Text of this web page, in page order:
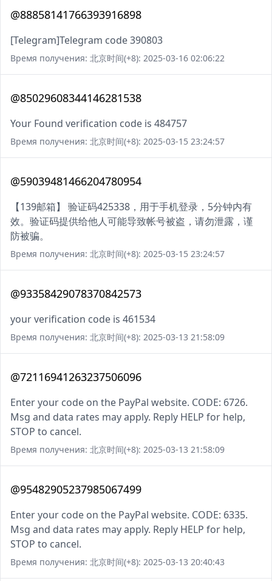
@88858141766393916898
[Telegram]Telegram code 390803
Время получения: 北京时间(+8): 2025-03-16 02:06:22
@85029608344146281538
Your Found verification code is 484757
Время получения: 北京时间(+8): 2025-03-15 23:24:57
@59039481466204780954
【139邮箱】 验证码425338，用于手机登录，5分钟内有
效。验证码提供给他人可能导致帐号被盗，请勿泄露，谨
防被骗。
Время получения: 北京时间(+8): 2025-03-15 23:24:57
@93358429078370842573
your verification code is 461534
Время получения: 北京时间(+8): 2025-03-13 21:58:09
@72116941263237506096
Enter your code on the PayPal website. CODE: 6726.
Msg and data rates may apply. Reply HELP for help,
STOP to cancel.
Время получения: 北京时间(+8): 2025-03-13 21:58:09
@95482905237985067499
Enter your code on the PayPal website. CODE: 6335.
Msg and data rates may apply. Reply HELP for help,
STOP to cancel.
Время получения: 北京时间(+8): 2025-03-13 20:40:43